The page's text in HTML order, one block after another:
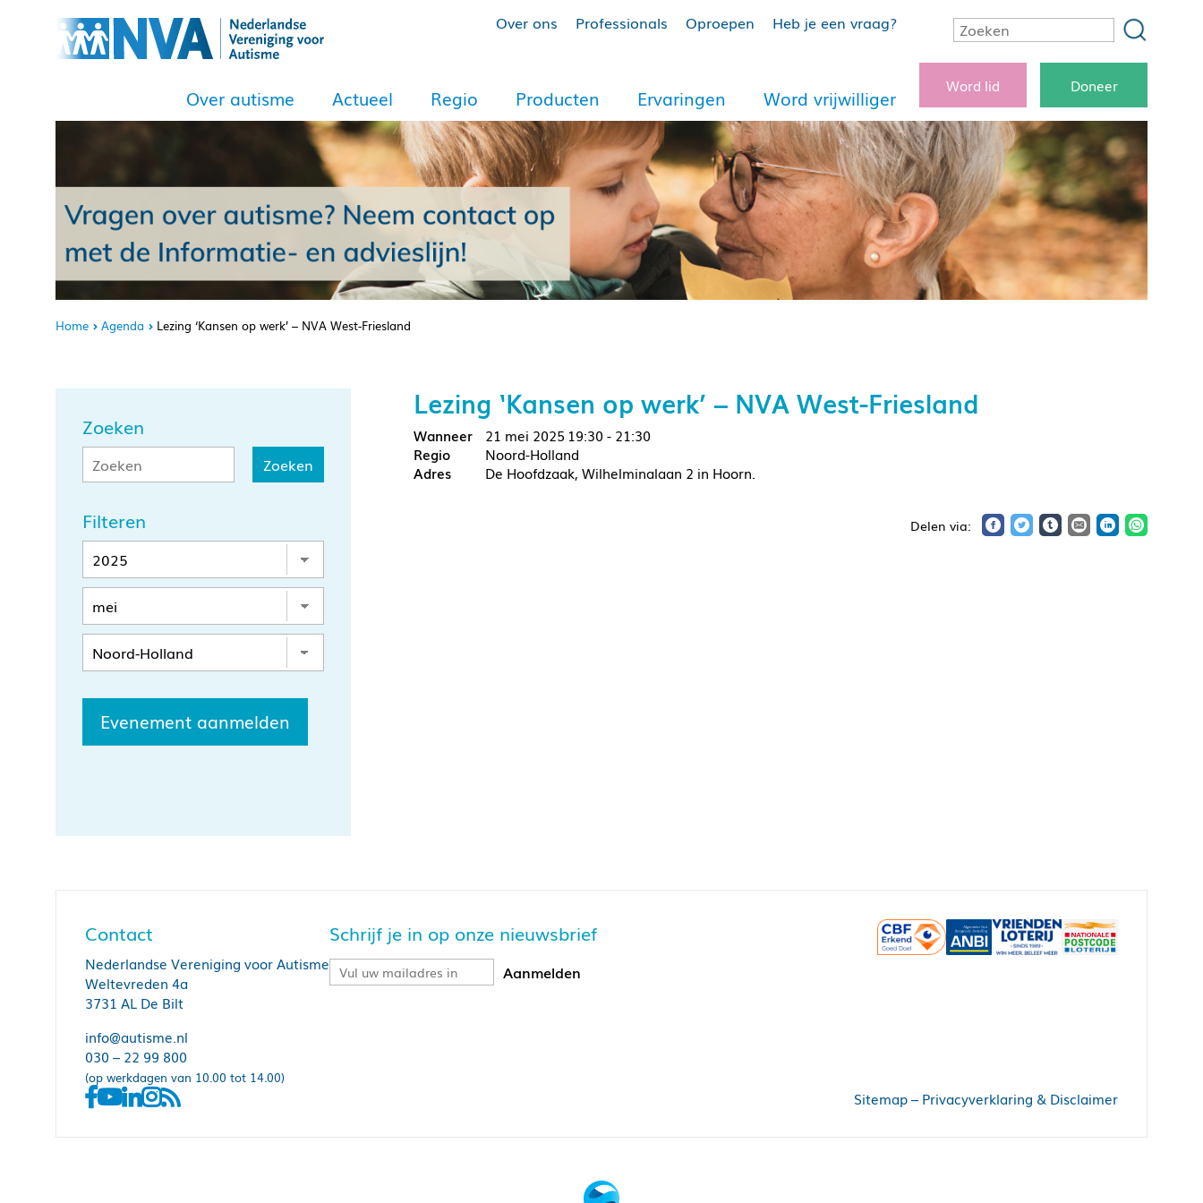
Over ons Professionals Oproepen Heb je een vraag?
Over autisme Actueel Regio Producten Ervaringen Word vrijwilliger
Word lid Doneer
Home Agenda Lezing ‘Kansen op werk’ – NVA West-Friesland
Zoeken
Filteren
Evenement aanmelden
Lezing ‘Kansen op werk’ – NVA West-Friesland
21 mei 2025 19:30 - 21:30
Noord-Holland
De Hoofdzaak, Wilhelminalaan 2 in Hoorn.
Contact
Nederlandse Vereniging voor Autisme
Weltevreden 4a
3731 AL De Bilt
info@autisme.nl
030 – 22 99 800
(op werkdagen van 10.00 tot 14.00)
Schrijf je in op onze nieuwsbrief
Sitemap– Privacyverklaring & Disclaimer